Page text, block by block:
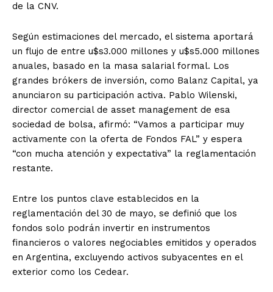
de la CNV.
Según estimaciones del mercado, el sistema aportará
un flujo de entre u$s3.000 millones y u$s5.000 millones
anuales, basado en la masa salarial formal. Los
grandes brókers de inversión, como Balanz Capital, ya
anunciaron su participación activa. Pablo Wilenski,
director comercial de asset management de esa
sociedad de bolsa, afirmó: “Vamos a participar muy
activamente con la oferta de Fondos FAL” y espera
“con mucha atención y expectativa” la reglamentación
restante.
Entre los puntos clave establecidos en la
reglamentación del 30 de mayo, se definió que los
fondos solo podrán invertir en instrumentos
financieros o valores negociables emitidos y operados
en Argentina, excluyendo activos subyacentes en el
exterior como los Cedear.